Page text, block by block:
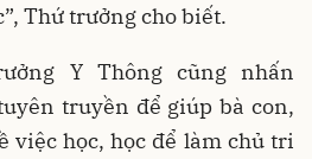
Thứ trưởng cho biết.
Y Thông cũng nhấn
truyền để giúp bà con,
việc học, học để làm chủ tri